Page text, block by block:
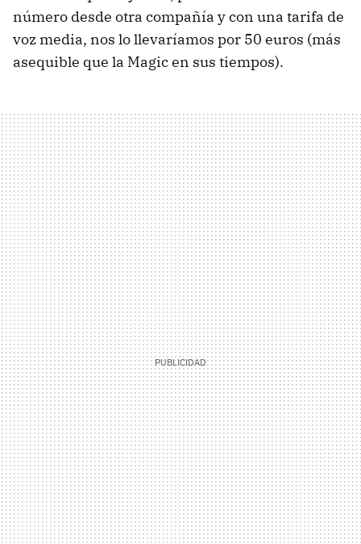
número desde otra compañía y con una tarifa de
voz media, nos lo llevaríamos por 50 euros (más
asequible que la Magic en sus tiempos).